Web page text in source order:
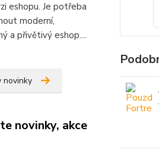
eshopu. Je potřeba
moderní,
a přivětivý eshop....
novinky
novinky, akce